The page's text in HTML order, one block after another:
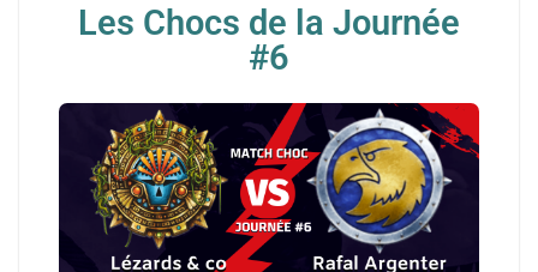
Les Chocs de la Journée
#6